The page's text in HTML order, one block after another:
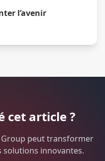
l’avenir
cet article ?
peut transformer
solutions innovantes.